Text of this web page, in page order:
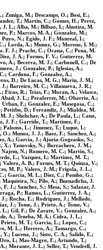
Zuniga, M.; Descamps, O.; Bosi, E.;
T.; Martin, C.; Gomes, H.; Perez,
J. L.; Alba, M.; Bilbao, I.; Alustiza, M.
P.; Marcos, M. A.; Gonzalez, M.;
N.; Egido, J. F.; Monreal, I.;
Lorda, A.; Munoz, G.; Moreno, I. M.;
F. J.; Pracht, C.; Ocana, C.; Pena, M.
J. A.; Fornes, F. V.; Gutierrez, M.
A.; Becerra, M. J.; Carbonell, C.; De
J.; Gonzalez, P.; Iglesias, A.;
Cardona, F.; Gonzalez, A.;
D.; De Lucas, M. G.; Marin, J. M.;
J.; Barreiro, M. C.; Villanueva, J. R.;
Firas, R.; Trias, F.; Moran, A.; Velasco,
Abad, J. L.; Peraferrer, M.; Obarrio, A.;
F.; Gonzalez, E.; Masegosa, C.;
Petitbo, D.; Ferrandiz, J.; Mialdea, M.
J.; Shehchar, A.; De Paula, L.; Cano,
J. F.; Garrido, T.; Martinez, F.;
L.; Jimenez, T.; Luque, I.;
Munoz, J. J.; Baez, F.; Sanchez, A.;
A.; Garcia, J.; Ajuria-Gogeasko, S.;
X.; Yanovsky, N.; Borrachero, J. M.;
N.; Romero, M. C.; Martin, S.;
L.; Vazquez, I.; Martinez, M. T.;
A. B.; Fornes, M. T.; Quinza, V.;
M. P.; Valero, J. M.; Frigola, J. L.;
Garcia, M. L.; Diez, C.; Pombo, G.;
N.; Pilo, A.; Buenadicha, J.
J.; Sanchez, S.; Mesa, S.; Salazar, J.
P.; Ramos, L.; Gutierrez, J. A.;
Rocha, E.; Rodriguez, J.; Mellado,
J.; Tome, J.; Prieto, A.; Tome, V.;
Gil, F.; De Zarate, V.; Gonzalez, A.;
A.; Trueba, M. A.; Cidra, J. L.;
M. T.; Garcia, L.; Lopez, C.;
M. L.; Herrero, A.; Tamargo, C.;
Y.; Lucena, J.; Sisto, C. A.; Salido, E.;
I.; Mas-Magro, F.; Artundo, T.;
Morante, J. L.; Seller, T.; Vendrell, J.